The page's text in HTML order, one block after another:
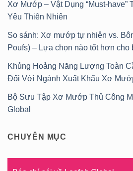
Xơ Mướp – Vật Dụng “Must-have”
Yêu Thiên Nhiên
So sánh: Xơ mướp tự nhiên vs.
Poufs) – Lựa chọn nào tốt hơn cho
Khủng Hoảng Năng Lượng Toàn
Đối Với Ngành Xuất Khẩu Xơ
Bộ Sưu Tập Xơ Mướp Thủ Công
Global
CHUYÊN MỤC